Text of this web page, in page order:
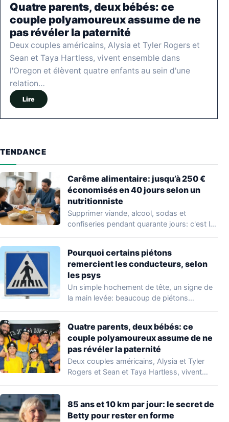
Quatre parents, deux bébés: ce
couple polyamoureux assume de ne
pas révéler la paternité
Deux couples américains, Alysia et Tyler Rogers et
Sean et Taya Hartless, vivent ensemble dans
l'Oregon et élèvent quatre enfants au sein d'une
relation…
Lire
TENDANCE
Carême alimentaire: jusqu’à 250 €
économisés en 40 jours selon un
nutritionniste
Supprimer viande, alcool, sodas et
confiseries pendant quarante jours: c'est le
Pourquoi certains piétons
remercient les conducteurs, selon
les psys
Un simple hochement de tête, un signe de
la main levée: beaucoup de piétons…
Quatre parents, deux bébés: ce
couple polyamoureux assume de ne
pas révéler la paternité
Deux couples américains, Alysia et Tyler
Rogers et Sean et Taya Hartless, vivent
85 ans et 10 km par jour: le secret de
Betty pour rester en forme